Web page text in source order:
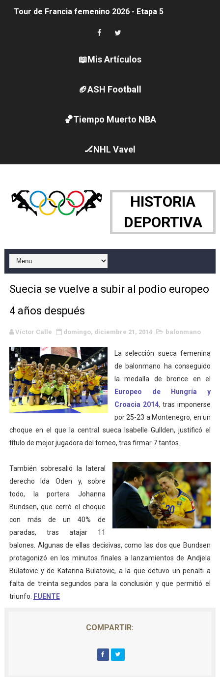
Tour de Francia femenino 2026 - Etapa 5
Women's Pro Baseball League 2026
Campeonato de Europa en aguas abiertas 2026
Canadá Open 2026
Mundial de MotoGP 2026 - GP Gran Bretaña
Canadian Elite Basketball League
Canadian Football League 2026 - Week 10
EFA y AFLE 2026 - Regular season
Grandes éxitos por fin para Chelsea Green, Chad
Campeonato de Europa de MTB 2026 (Monteceneri,
Campeonato de Europa de remo 2026 (Varese, Italia)
Raquel Rodriguez es la nueva monarca
Athletes Unlimited Softball League 2026 - Las Utah
Mundial de piragüismo slalom 2026 (Oklahoma City,
Tour de Francia masculino 2026 - Tadej Pogacar
Copa del Mundo femenina 2026 - Estados Unidos
Campeonato de Europa de saltos 2026 (París,
Campeonato de Europa de natación artística 2026
AEW - Adam Page con Brodido desbancan una
📖Mis Artículos
🏈ASH Football
🏀Tiempo Muerto NBA
🏒NHL Vavel
HISTORIA
DEPORTIVA
Suecia se vuelve a subir al podio europeo
4 años después
Víctor Calle domingo, diciembre 21, 2014 balonmano
La selección sueca femenina
de balonmano ha conseguido
la medalla de bronce en el
Europeo de Hungría y
Croacia 2014, tras imponerse
por 25-23 a Montenegro, en un
choque en el que la central sueca Isabelle Gullden, justificó el
título de mejor jugadora del torneo, tras firmar 7 tantos.
También sobresalió la lateral
derecho Ida Oden y, sobre
todo, la portera Johanna
Bundsen, que cerró el choque
con más de un 40% de
paradas, tras atajar 11
balones. Algunas de ellas decisivas, como las dos que Bundsen
protagonizó en los minutos finales a lanzamientos de Andjela
Bulatovic y de Katarina Bulatovic, a la que detuvo un penalti a
falta de treinta segundos para la conclusión y que permitió el
triunfo.
FUENTE
COMPARTIR: